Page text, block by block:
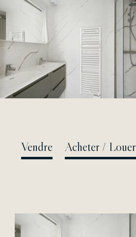
Passer
au
contenu
Vendre Acheter / Louer